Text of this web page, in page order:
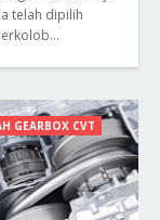
telah dipilih
GEARBOX CVT